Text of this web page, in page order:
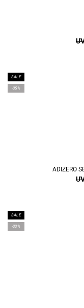
SALE
-35%
ADIZERO
SALE
-33%